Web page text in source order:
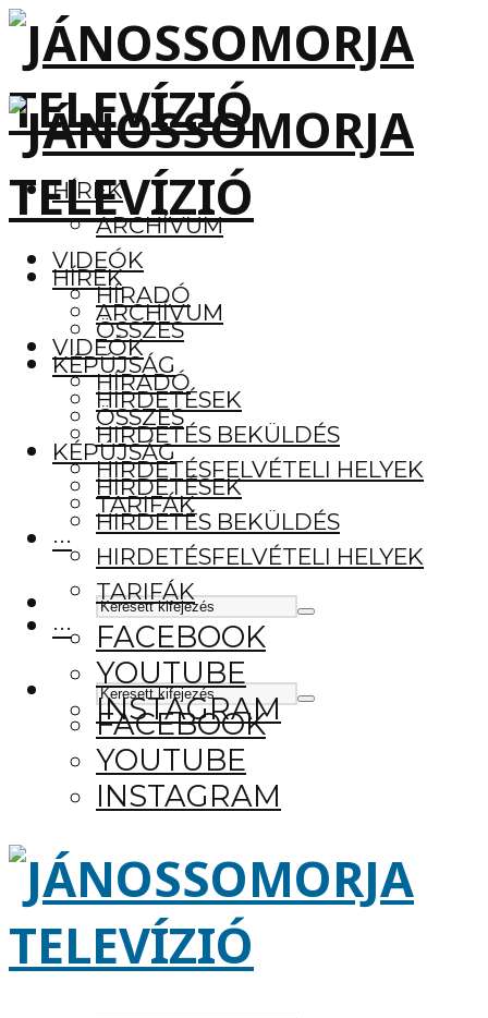
HÍREK
ARCHÍVUM
VIDEÓK
HÍRADÓ
ÖSSZES
KÉPÚJSÁG
HIRDETÉSEK
HIRDETÉS BEKÜLDÉS
HIRDETÉSFELVÉTELI HELYEK
TARIFÁK
···
FACEBOOK
YOUTUBE
INSTAGRAM
HÍREK
ARCHÍVUM
VIDEÓK
HÍRADÓ
ÖSSZES
KÉPÚJSÁG
HIRDETÉSEK
HIRDETÉS BEKÜLDÉS
HIRDETÉSFELVÉTELI HELYEK
TARIFÁK
···
FACEBOOK
YOUTUBE
INSTAGRAM